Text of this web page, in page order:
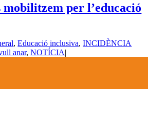
mobilitzem per l’educació
,Educació inclusiva,INCIDÈNCIA
anar,NOTÍCIA|